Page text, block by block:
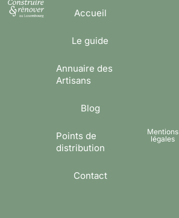
Accueil
Le guide
Annuaire des
Artisans
Blog
Points de
distribution
Contact
Mentions
légales